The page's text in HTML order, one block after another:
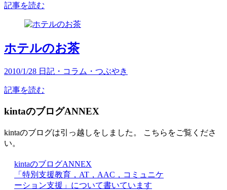
記事を読む
ホテルのお茶
2010/1/28 日記・コラム・つぶやき
記事を読む
kintaのブログANNEX
kintaのブログは引っ越しをしました。 こちらをご覧くださ
い。
kintaのブログANNEX
「特別支援教育，AT，AAC，コミュニケ
ーション支援」について書いています